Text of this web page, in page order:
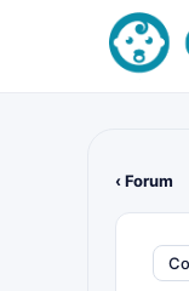
‹ Forum